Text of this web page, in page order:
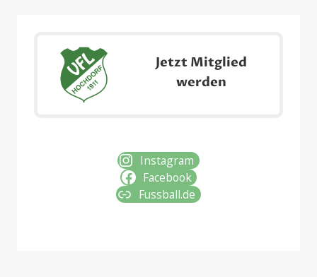
Jetzt Mitglied
werden
Instagram
Facebook
Fussball.de